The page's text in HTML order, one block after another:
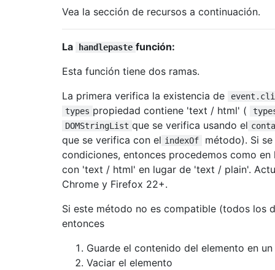
// Retrieve pasted content via
// (Alternatively loop through
var pastedData = elem.innerHTML;
        elem
.innerHTML = ""
// Call callback
        processPaste
(elem, pastedData);
// Else wait 20ms and try again
else
{
        setTimeout
(function
}, 20);
}
function processPaste
Vea la sección de recursos a continuación.
La handlepaste función:
Esta función tiene dos ramas.
La primera verifica la existencia de
types propiedad contiene 'text / html' (
DOMStringList que se verifica usando el
que se verifica con el indexOf
método). Si
condiciones, entonces procedemos como en
con 'text / html' en lugar de 'text / plain'.
Chrome y Firefox 22+.
Si este método no es compatible (todos los
entonces
Guarde el contenido del elemento en un
Vaciar el elemento